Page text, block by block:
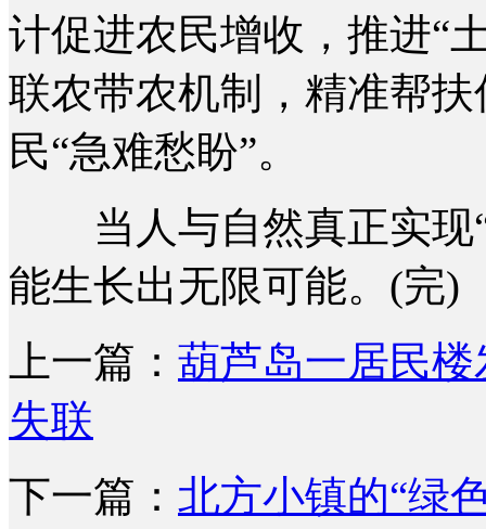
计促进农民增收，推进“
联农带农机制，精准帮
民“急难愁盼”。
当人与自然真正实现“
能生长出无限可能。(完)
上一篇： 葫芦岛一居民
失联
下一篇： 北方小镇的“绿